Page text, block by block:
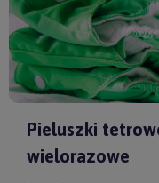
Pieluszki
wielorazowe